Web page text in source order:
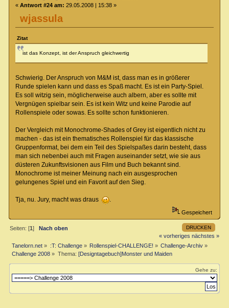
wjassula
« Antwort #24 am: 29.05.2008 | 15:38 »
Zitat
ist das Konzept, ist der Anspruch gleichwertig
Schwierig. Der Anspruch von M&M ist, dass man es in größerer
Runde spielen kann und dass es Spaß macht. Es ist ein Party-Spiel.
Es soll witzig sein, möglicherweise auch albern, aber es sollte mit
Vergnügen spielbar sein. Es ist kein Witz und keine Parodie auf
Rollenspiele oder sowas. Es sollte schon funktionieren.
Der Vergleich mit Monochrome-Shades of Grey ist eigentlich nicht zu
machen - das ist ein thematisches Rollenspiel für das klassische
Gruppenformat, bei dem ein Teil des Spielspaßes darin besteht, dass
man sich nebenbei auch mit Fragen auseinander setzt, wie sie aus
düsteren Zukunftsvisionen aus Film und Buch bekannt sind.
Monochrome ist meiner Meinung nach ein ausgesprochen
gelungenes Spiel und ein Favorit auf den Sieg.
Tja, nu. Jury, macht was draus .
Gespeichert
DRUCKEN
Seiten: [1]Nach oben
« vorheriges nächstes »
Tanelorn.net » :T: Challenge» Rollenspiel-CHALLENGE! » Challenge-Archiv »
Challenge 2008 » Thema: [Designtagebuch]Monster und Maiden
Gehe zu: